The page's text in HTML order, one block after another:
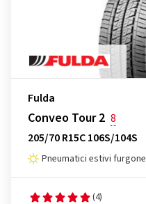
Fulda
Conveo Tour 2 8
205/70 R15C 106S/104S
Pneumatici estivi furgone
(4)